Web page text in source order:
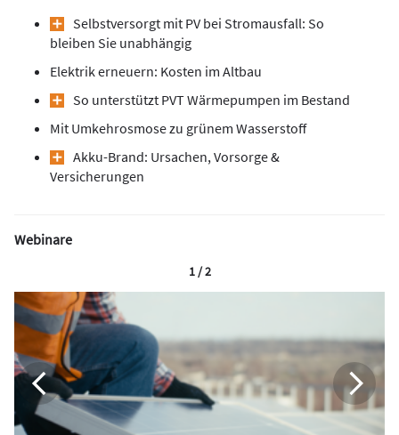
Selbstversorgt mit PV bei Stromausfall: So
bleiben Sie unabhängig
Elektrik erneuern: Kosten im Altbau
So unterstützt PVT ­Wärmepumpen im Bestand
Mit Umkehrosmose zu grünem Wasserstoff
Akku-Brand: Ursachen, Vorsorge &
Versicherungen
Webinare
1 / 2